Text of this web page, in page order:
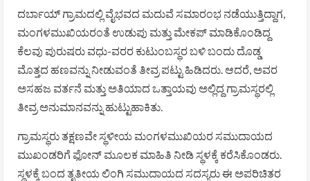
ದರ್ಬಾಯ್ ಗ್ರಾಮದಲ್ಲಿ ವೈಭವದ ಮದುವೆ ಸಮಾರಂಭ ನಡೆಯುತ್ತಿದ್ದಾಗ,
ಮಂಗಳಮುಖಿಯರಂತೆ ಉಡುಪು ಮತ್ತು ಮೇಕಪ್ ಮಾಡಿಕೊಂಡಿದ್ದ
ಕೆಲವು ಪುರುಷರು ವಧು-ವರರ ಕುಟುಂಬಸ್ಥರ ಬಳಿ ಬಂದು ದೊಡ್ಡ
ಮೊತ್ತದ ಹಣವನ್ನು ನೀಡುವಂತೆ ತೀವ್ರ ಪಟ್ಟು ಹಿಡಿದರು. ಆದರೆ, ಅವರ
ಅಸಹಜ ವರ್ತನೆ ಮತ್ತು ಅತಿಯಾದ ಒತ್ತಾಯವು ಅಲ್ಲಿದ್ದ ಗ್ರಾಮಸ್ಥರಲ್ಲಿ
ತೀವ್ರ ಅನುಮಾನವನ್ನು ಹುಟ್ಟುಹಾಕಿತು.
ಗ್ರಾಮಸ್ಥರು ತಕ್ಷಣವೇ ಸ್ಥಳೀಯ ಮಂಗಳಮುಖಿಯರ ಸಮುದಾಯದ
ಮುಖಂಡರಿಗೆ ಫೋನ್ ಮೂಲಕ ಮಾಹಿತಿ ನೀಡಿ ಸ್ಥಳಕ್ಕೆ ಕರೆಸಿಕೊಂಡರು.
ಸ್ಥಳಕ್ಕೆ ಬಂದ ತೃತೀಯ ಲಿಂಗಿ ಸಮುದಾಯದ ಸದಸ್ಯರು ಈ ಅಪರಿಚಿತರ